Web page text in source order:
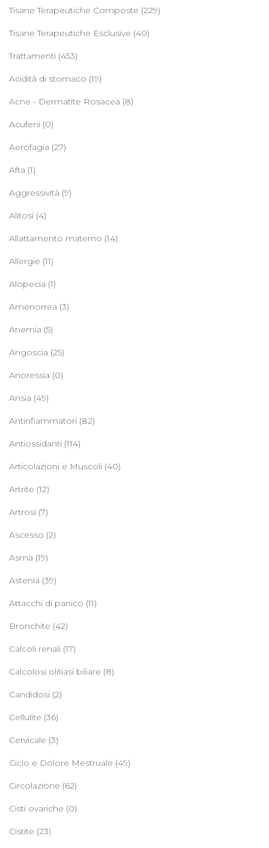
Tisane Terapeutiche Composte (229)
Tisane Terapeutiche Esclusive (40)
Trattamenti (453)
Acidità di stomaco (19)
Acne - Dermatite Rosacea (8)
Acufeni (0)
Aerofagia (27)
Afta (1)
Aggressività (9)
Alitosi (4)
Allattamento materno (14)
Allergie (11)
Alopecia (1)
Amenorrea (3)
Anemia (5)
Angoscia (25)
Anoressia (0)
Ansia (49)
Antinfiammatori (82)
Antiossidanti (114)
Articolazioni e Muscoli (40)
Artrite (12)
Artrosi (7)
Ascesso (2)
Asma (19)
Astenia (39)
Attacchi di panico (11)
Bronchite (42)
Calcoli renali (17)
Calcolosi olitiasi biliare (8)
Candidosi (2)
Cellulite (36)
Cervicale (3)
Ciclo e Dolore Mestruale (49)
Circolazione (62)
Cisti ovariche (0)
Cistite (23)